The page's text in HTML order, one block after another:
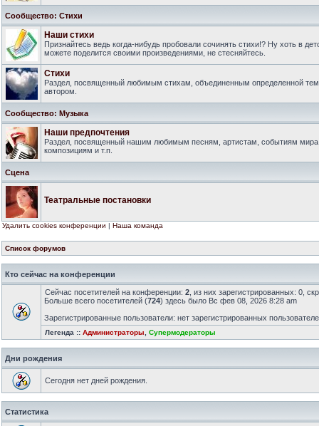
Сообщество: Стихи
Наши стихи
Признайтесь ведь когда-нибудь пробовали сочинять стихи!? Ну хоть в
можете поделится своими произведениями, не стесняйтесь.
Стихи
Раздел, посвященный любимым стихам, объединенным определенной
автором.
Сообщество: Музыка
Наши предпочтения
Раздел, посвященный нашим любимым песням, артистам, событиям
композициям и т.п.
Сцена
Театральные постановки
Удалить cookies конференции | Наша команда
Список форумов
Кто сейчас на конференции
Сейчас посетителей на конференции: 2 , из них зарегистрированных: 0,
Больше всего посетителей (724) здесь было Вс фев 08, 2026 8:28 am
Зарегистрированные пользователи: нет зарегистрированных
Легенда :: Администраторы Супермодераторы
Дни рождения
Сегодня нет дней рождения.
Статистика